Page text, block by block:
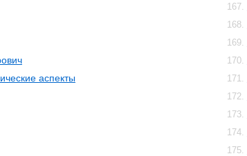
аспекты
167.
168.
169.
170.
171.
172.
173.
174.
175.